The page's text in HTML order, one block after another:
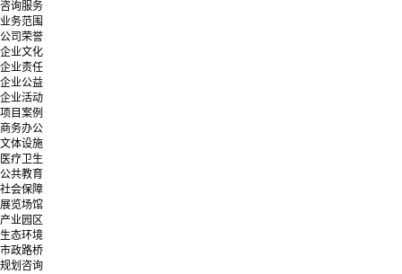
咨询服务
业务范围
公司荣誉
企业文化
企业责任
企业公益
企业活动
项目案例
商务办公
文体设施
医疗卫生
公共教育
社会保障
展览场馆
产业园区
生态环境
市政路桥
规划咨询